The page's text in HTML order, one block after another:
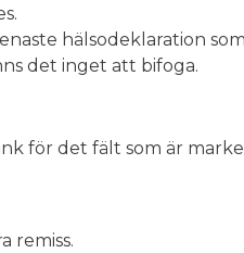
hälsodeklaration
det inget att bifoga.
för det fält som är
remiss.